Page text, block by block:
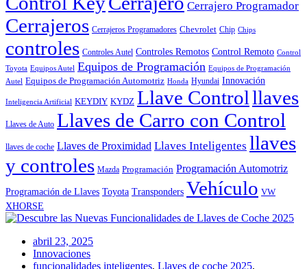
Cerrajero Programador
Cerrajeros Cerrajeros Programadores Chevrolet Chip Chips
controles Controles Autel Controles Remotos Control Remoto Control
Toyota Equipos Autel Equipos de Programación Equipos de Programación
Autel Equipos de Programación Automotriz Honda Hyundai Innovación
Inteligencia Artificial KEYDIY KYDZ Llave Controlllaves
Llaves de Auto Llaves de Carro con Control
llaves de coche Llaves de Proximidad Llaves Inteligentes llaves
y controles Mazda Programación Programación Automotriz
Programación de Llaves Toyota Transponders Vehículo VW
XHORSE
abril 23, 2025
Innovaciones
funcionalidades inteligentes, Llaves de coche 2025,